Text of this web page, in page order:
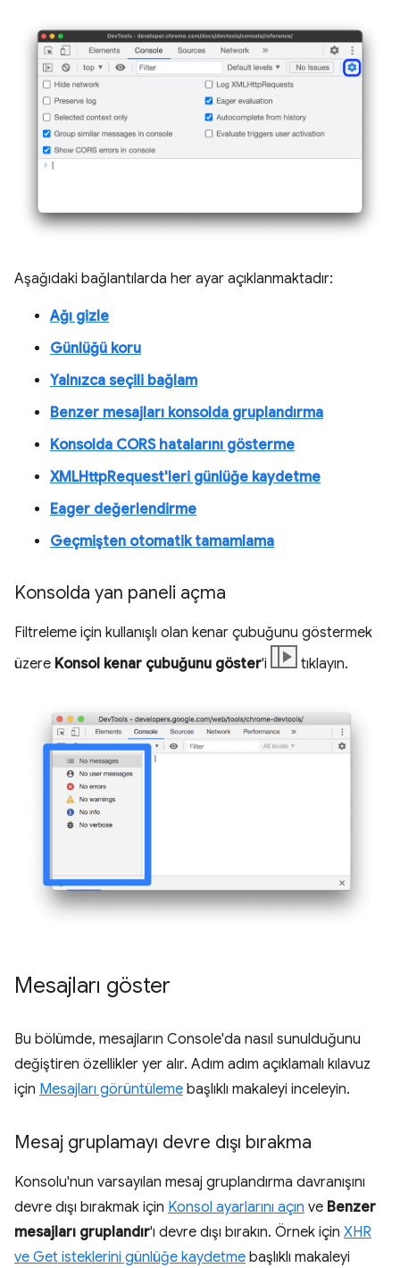
Aşağıdaki bağlantılarda her ayar açıklanmaktadır:
Ağı gizle
Günlüğü koru
Yalnızca seçili bağlam
Benzer mesajları konsolda gruplandırma
Konsolda CORS hatalarını gösterme
XMLHttpRequest'leri günlüğe kaydetme
Eager değerlendirme
Geçmişten otomatik tamamlama
Konsolda yan paneli açma
Filtreleme için kullanışlı olan kenar çubuğunu göstermek
üzere Konsol kenar çubuğunu göster'i tıklayın.
Mesajları göster
Bu bölümde, mesajların Console'da nasıl sunulduğunu
değiştiren özellikler yer alır. Adım adım açıklamalı kılavuz
için Mesajları görüntüleme başlıklı makaleyi inceleyin.
Mesaj gruplamayı devre dışı bırakma
Konsolu'nun varsayılan mesaj gruplandırma davranışını
devre dışı bırakmak için Konsol ayarlarını açın ve Benzer
mesajları gruplandır'ı devre dışı bırakın. Örnek için XHR
ve Get isteklerini günlüğe kaydetme başlıklı makaleyi